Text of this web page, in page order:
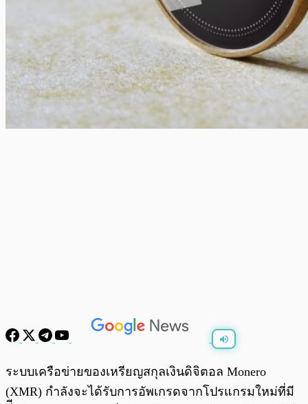
พร้อมเล่น
ระบบเครือข่ายของเหรียญสกุลเงินดิจิตอล Monero
(XMR) กำลังจะได้รับการอัพเกรดจากโปรแกรมใหม่ที่มี